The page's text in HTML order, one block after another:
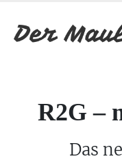
R2G –
Das